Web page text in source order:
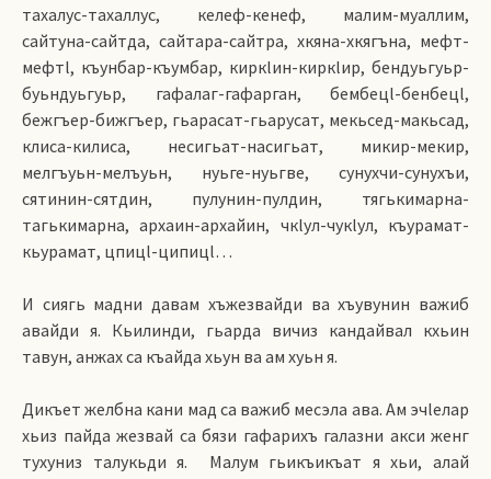
тахалус-тахаллус, келеф-кенеф, малим-муаллим,
сайтуна-сайтда, сайтара-сайтра, хкяна-хкягъна, мефт-
мефтl, къунбар-къумбар, киркlин-киркlир, бендуьгуьр-
буьндуьгуьр, гафалаг-гафарган, бембецl-бенбецl,
бежгъер-бижгъер, гьарасат-гьарусат, мекьсед-макьсад,
клиса-килиса, несигьат-насигьат, микир-мекир,
мелгъуьн-мелъуьн, нуьге-нуьгве, сунухчи-сунухъи,
сятинин-сятдин, пулунин-пулдин, тягькимарна-
тагькимарна, архаин-архайин, чкlул-чукlул, къурамат-
кьурамат, цпицl-ципицl…
И сиягь мадни давам хъжезвайди ва хъувунин важиб
авайди я. Кьилинди, гьарда вичиз кандайвал кхьин
тавун, анжах са къайда хьун ва ам хуьн я.
Дикъет желбна кани мад са важиб месэла ава. Ам эчlелар
хьиз пайда жезвай са бязи гафарихъ галазни акси женг
тухуниз талукьди я. Малум гьикъикъат я хьи, алай